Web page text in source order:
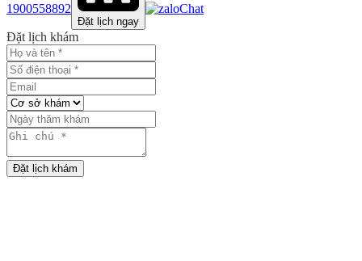
1900558892
Đặt lịch ngay
Chat
Đặt lịch khám
Đặt lịch khám